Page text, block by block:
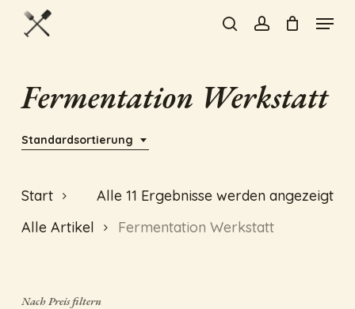
Skip
searchaccount
Menu
Fermentation Werkstatt
Standardsortierung
Alle 11 Ergebnisse werden angezeigt
Start
Alle Artikel
Fermentation Werkstatt
Nach Preis filtern